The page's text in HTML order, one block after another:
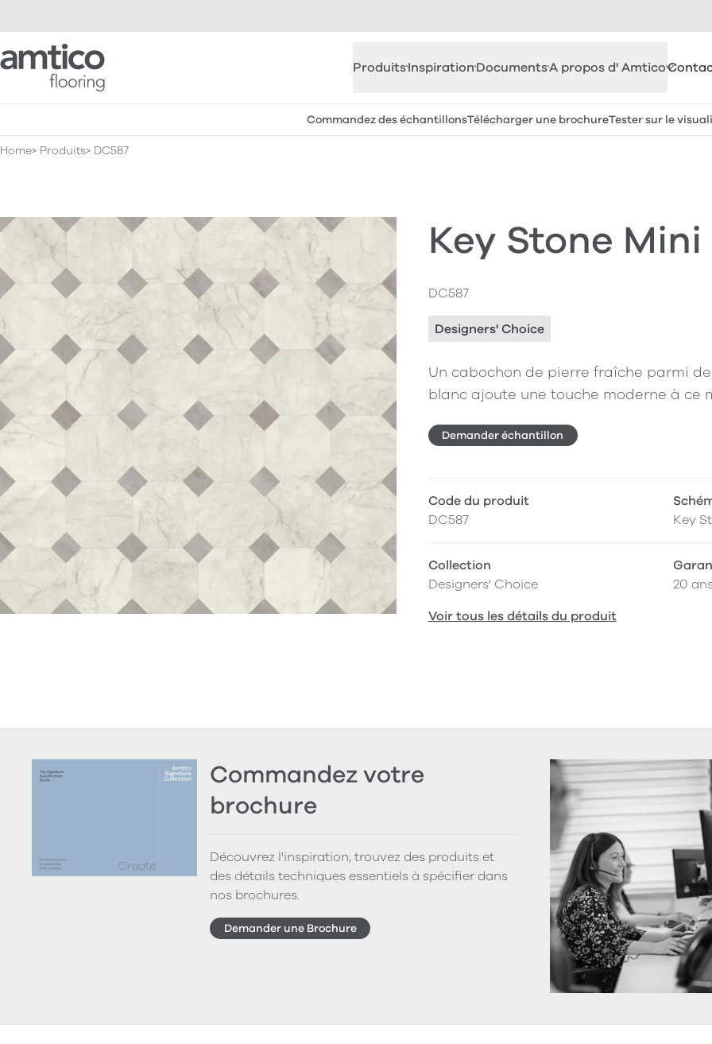
Amtico Flooring
ProduitsInspirationDocumentsA propos d' Amtico
Commandez des échantillonsTélécharger une brochureTester sur le
Home Produits DC587
Key Stone Mini
DC587
Designers' Choice
Un cabochon de pierre fraîche parmi
blanc ajoute une touche moderne à ce
Demander échantillon
Code du produit
DC587
Key
Collection
Designers' Choice
20
Voir tous les détails du produit
Commandez votre
brochure
Découvrez l'inspiration, trouvez des produits et
des détails techniques essentiels à spécifier dans
nos brochures.
Demander une Brochure